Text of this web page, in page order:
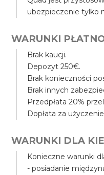
ubezpieczenie tylko
WARUNKI
Brak kaucji.
Depozyt 250€.
Brak konieczności
Brak innych
Przedpłata 20%
Dopłata za
WARUNKI DLA
Konieczne warunki
- posiadanie